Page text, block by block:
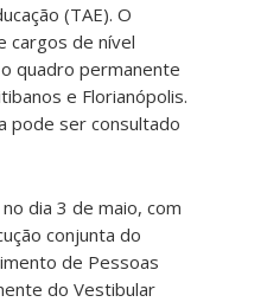
(TAE). O
cargos de nível
quadro permanente
e Florianópolis.
pode ser consultado
dia 3 de maio, com
conjunta do
de Pessoas
do Vestibular